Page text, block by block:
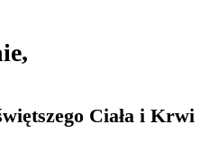
Ciała i Krwi